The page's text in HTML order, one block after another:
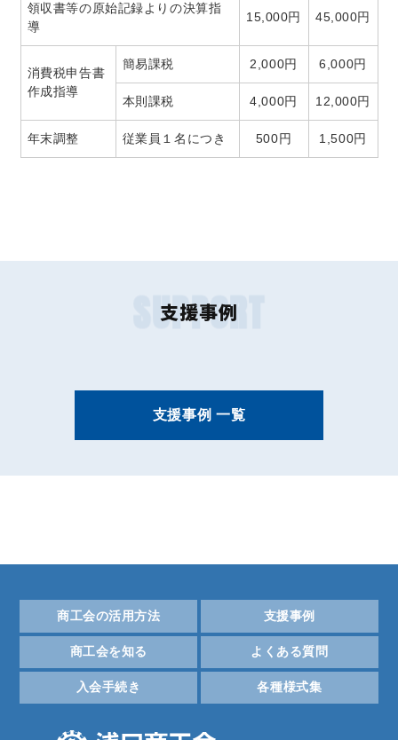
領収書等の原始記録よりの決算指
導
15,000円 45,000円
消費税申告書
作成指導
簡易課税 2,000円 6,000円
本則課税 4,000円 12,000円
年末調整 従業員１名につき 500円 1,500円
支援事例
SUPPORT
支援事例 一覧
商工会の活用方法 支援事例
商工会を知る よくある質問
入会手続き 各種様式集